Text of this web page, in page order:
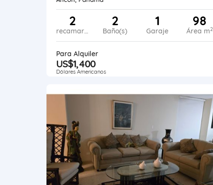
2
recamaras
2
Baño(s)
1
Garaje
98
Área m2
Para Alquiler
US$1,400
Dólares Americanos